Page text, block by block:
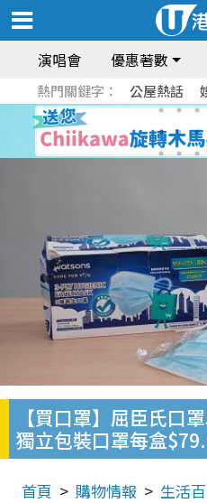
演唱會 優惠著數
熱門關鍵字： 公屋熱話
【買口罩】屈臣氏口
獨立包裝口罩每盒
首頁 購物情報 生活